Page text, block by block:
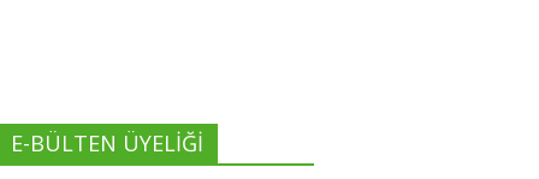
E-BÜLTEN ÜYELİĞİ